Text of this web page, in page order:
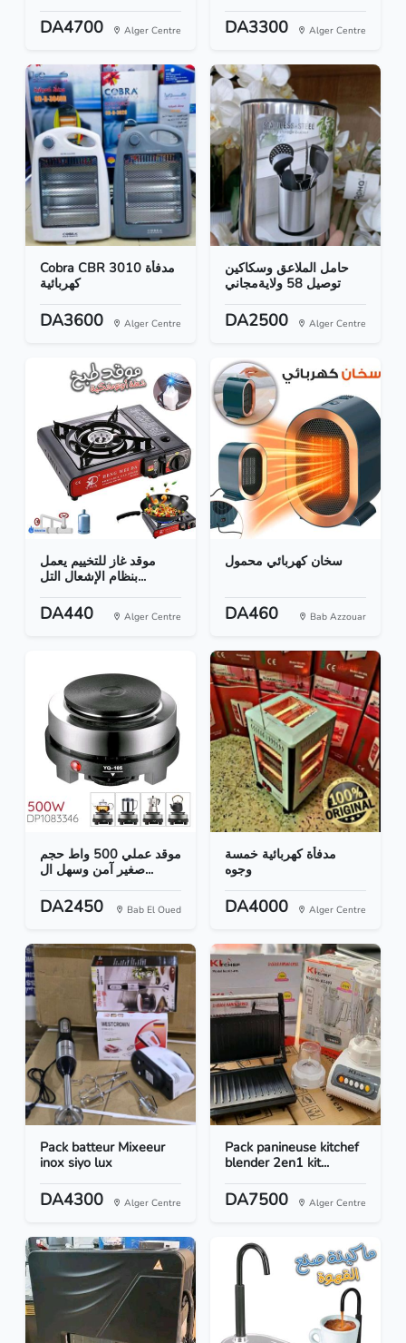
DA4700 Alger Centre DA3300 Alger Centre
Cobra CBR 3010 مدفأة
كهربائية
DA3600 Alger Centre
حامل الملاعق وسكاكين
توصيل 58 ولايةمجاني
DA2500 Alger Centre
موقد غاز للتخييم يعمل
بنظام الإشعال التل...
DA440 Alger Centre
سخان كهربائي محمول
DA460 Bab Azzouar
موقد عملي 500 واط حجم
صغير آمن وسهل ال...
DA2450 Bab El Oued
مدفأة كهربائية خمسة
وجوه
DA4000 Alger Centre
Pack batteur Mixeeur
inox siyo lux
DA4300 Alger Centre
Pack panineuse kitchef
blender 2en1 kit...
DA7500 Alger Centre